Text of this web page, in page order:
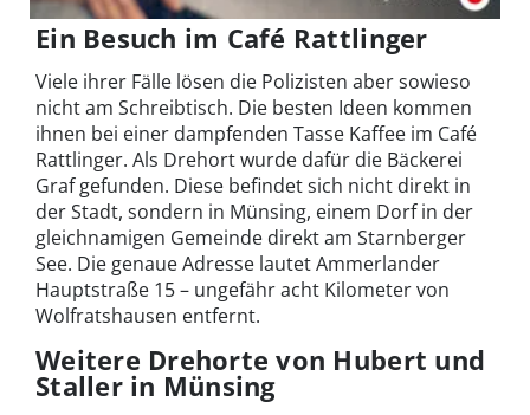
Ein Besuch im Café Rattlinger
Viele ihrer Fälle lösen die Polizisten aber sowieso
nicht am Schreibtisch. Die besten Ideen kommen
ihnen bei einer dampfenden Tasse Kaffee im Café
Rattlinger. Als Drehort wurde dafür die Bäckerei
Graf gefunden. Diese befindet sich nicht direkt in
der Stadt, sondern in Münsing, einem Dorf in der
gleichnamigen Gemeinde direkt am Starnberger
See. Die genaue Adresse lautet Ammerlander
Hauptstraße 15 – ungefähr acht Kilometer von
Wolfratshausen entfernt.
Weitere Drehorte von Hubert und
Staller in Münsing